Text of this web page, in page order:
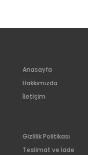
Anasayfa
Hakkımızda
İletişim
Gizlilik Politikası
Teslimat ve İade